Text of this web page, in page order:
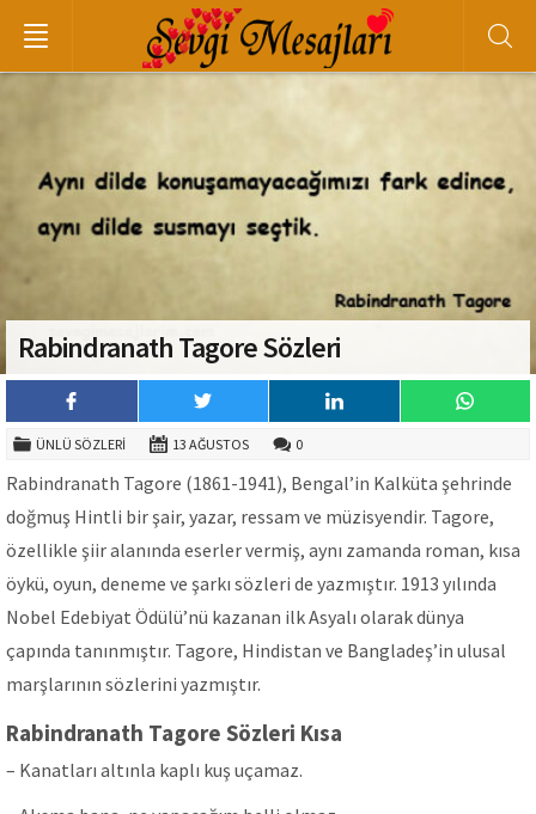
Rabindranath Tagore Sözleri
ÜNLÜ SÖZLERI 13 AĞUSTOS 0
Rabindranath Tagore (1861-1941), Bengal’in Kalküta şehrinde
doğmuş Hintli bir şair, yazar, ressam ve müzisyendir. Tagore,
özellikle şiir alanında eserler vermiş, aynı zamanda roman, kısa
öykü, oyun, deneme ve şarkı sözleri de yazmıştır. 1913 yılında
Nobel Edebiyat Ödülü’nü kazanan ilk Asyalı olarak dünya
çapında tanınmıştır. Tagore, Hindistan ve Bangladeş’in ulusal
marşlarının sözlerini yazmıştır.
Rabindranath Tagore Sözleri Kısa
– Kanatları altınla kaplı kuş uçamaz.